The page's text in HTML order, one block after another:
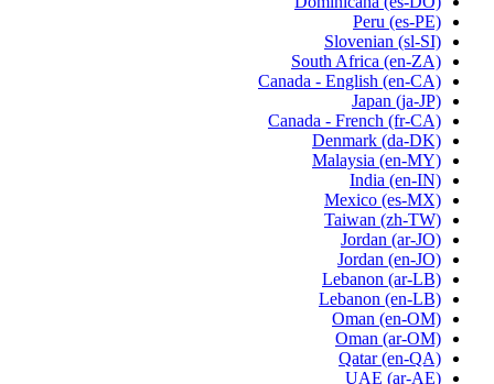
Peru (es-PE)
Slovenian (sl-SI)
South Africa (en-ZA)
Canada - English (en-CA)
Japan (ja-JP)
Canada - French (fr-CA)
Denmark (da-DK)
Malaysia (en-MY)
India (en-IN)
Mexico (es-MX)
Taiwan (zh-TW)
Jordan (ar-JO)
Jordan (en-JO)
Lebanon (ar-LB)
Lebanon (en-LB)
Oman (en-OM)
Oman (ar-OM)
Qatar (en-QA)
UAE (ar-AE)